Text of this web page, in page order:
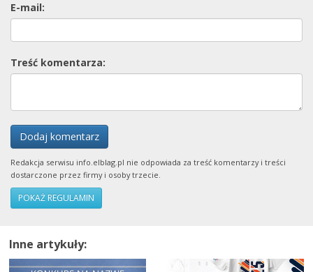
E-mail:
Treść komentarza:
Dodaj komentarz
Redakcja serwisu info.elblag.pl nie odpowiada za treść komentarzy i treści
dostarczone przez firmy i osoby trzecie.
POKAŻ REGULAMIN
Inne artykuły: